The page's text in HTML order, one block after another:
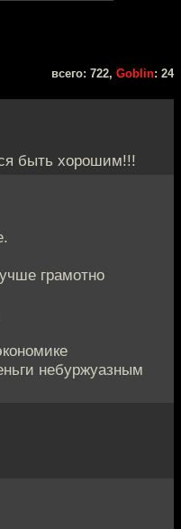
всего: 722, Goblin: 24
быть хорошим!!!
грамотно
небуржуазным